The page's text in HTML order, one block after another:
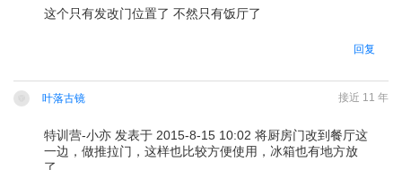
这个只有发改门位置了 不然只有饭厅了
回复
登录
叶落古镜 接近 11 年
特训营-小亦 发表于 2015-8-15 10:02 将厨房门改到餐厅这
一边，做推拉门，这样也比较方便使用，冰箱也有地方放